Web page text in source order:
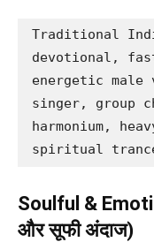
Traditional
devotional,
energetic
singer, group
harmonium,
spiritual
Soulful &
और सूफी अंदाज)